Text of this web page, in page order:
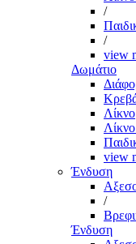
/
/
view
Δωμάτιο
Λίκνο
view
Ένδυση
/
Ένδυση